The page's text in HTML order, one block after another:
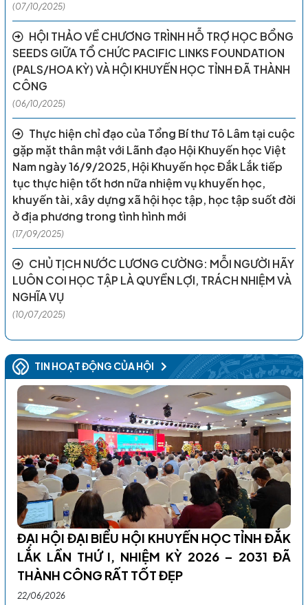
(07/10/2025)
HỘI THẢO VỀ CHƯƠNG TRÌNH HỖ TRỢ HỌC BỔNG
SEEDS GIỮA TỔ CHỨC PACIFIC LINKS FOUNDATION
(PALS/HOA KỲ) VÀ HỘI KHUYẾN HỌC TỈNH ĐÃ THÀNH
CÔNG
(06/10/2025)
Thực hiện chỉ đạo của Tổng Bí thư Tô Lâm tại cuộc
gặp mặt thân mật với Lãnh đạo Hội Khuyến học Việt
Nam ngày 16/9/2025, Hội Khuyến học Đắk Lắk tiếp
tục thực hiện tốt hơn nữa nhiệm vụ khuyến học,
khuyến tài, xây dựng xã hội học tập, học tập suốt đời
ở địa phương trong tình hình mới
(17/09/2025)
CHỦ TỊCH NƯỚC LƯƠNG CƯỜNG: MỖI NGƯỜI HÃY
LUÔN COI HỌC TẬP LÀ QUYỀN LỢI, TRÁCH NHIỆM VÀ
NGHĨA VỤ
(10/07/2025)
TIN HOẠT ĐỘNG CỦA HỘI
ĐẠI HỘI ĐẠI BIỂU HỘI KHUYẾN HỌC TỈNH ĐẮK
LẮK LẦN THỨ I, NHIỆM KỲ 2026 – 2031 ĐÃ
THÀNH CÔNG RẤT TỐT ĐẸP
22/06/2026